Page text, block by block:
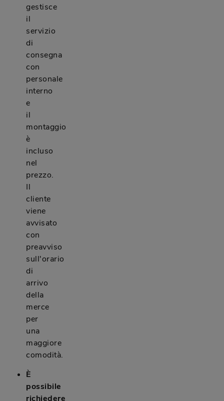
gestisce
il
servizio
di
consegna
con
personale
interno
e
il
montaggio
è
incluso
nel
prezzo.
Il
cliente
viene
avvisato
con
preavviso
sull'orario
di
arrivo
della
merce
per
una
maggiore
comodità.
È
possibile
richiedere